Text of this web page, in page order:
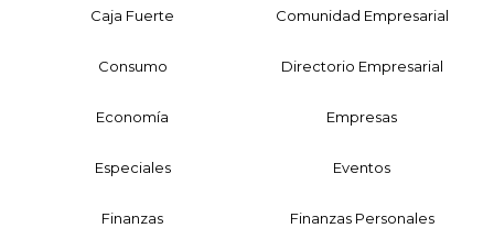
Caja Fuerte Comunidad Empresarial
Consumo Directorio Empresarial
Economía Empresas
Especiales Eventos
Finanzas Finanzas Personales